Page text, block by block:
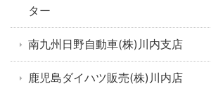
ター
南九州日野自動車(株)川内支店
鹿児島ダイハツ販売(株)川内店